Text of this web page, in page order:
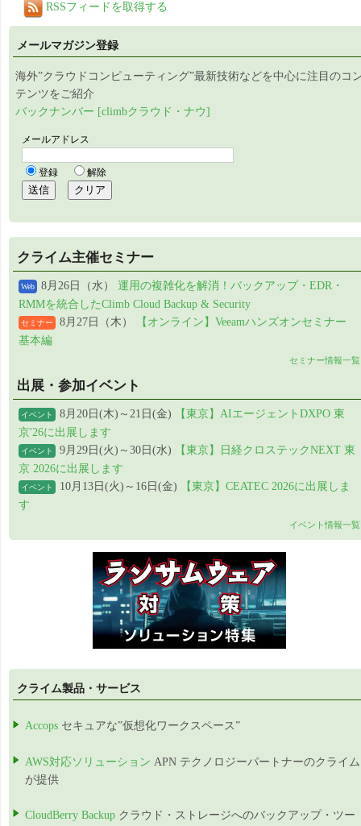
RSSフィードを取得する
メールマガジン登録
海外”クラウドコンピューティング”最新技術などを中心に注目のコ
テンツをご紹介
バックナンバー [climbクラウド・ナウ]
クライム主催セミナー
Web 8月26日（水） 運用の複雑化を解消！バックアップ・EDR・
RMMを統合したClimb Cloud Backup & Security
セミナー 8月27日（木）
【オンライン】Veeamハンズオンセミナー
基本編
セミナー情報一覧
出展・参加イベント
イベント 8月20日(木)～21日(金)
【東京】AIエージェントDXPO 東
京'26に出展します
イベント 9月29日(火)～30日(水)
【東京】日経クロステックNEXT 東
京 2026に出展します
イベント 10月13日(火)～16日(金)
【東京】CEATEC 2026に出展しま
す
イベント情報一覧
クライム製品・サービス
Accops セキュアな”仮想化ワークスペース”
AWS対応ソリューション APN テクノロジーパートナーのクライム
が提供
CloudBerry Backup クラウド・ストレージへのバックアップ・ツー